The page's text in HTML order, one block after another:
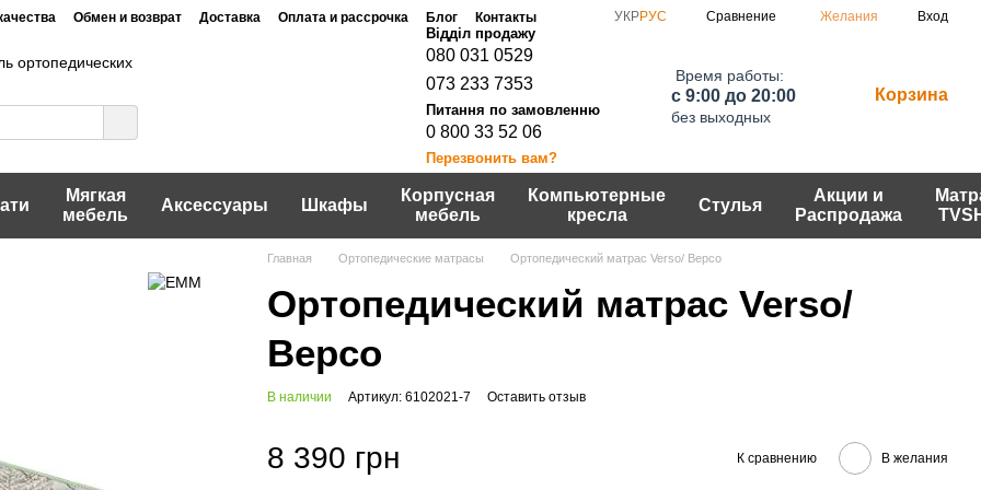
Обмен и возврат Доставка Оплата и рассрочка Блог
Контакты
Договор публичной оферты
УКРРУС Сравнение Желания Вход
ортопедических
080 031 0529
073 233 7353
0 800 33 52 06
Перезвонить вам?
Время работы:
c 9:00 до 20:00
без выходных
Корзина
Мягкая
мебель
Аксессуары Шкафы
Корпусная
мебель
Компьютерные
кресла
Стулья
Акции и
Распродажа
Главная Ортопедические матрасы Ортопедический матрас Verso/ Версо
Ортопедический матрас Verso/
Версо
В наличии Артикул: 6102021-7 Оставить отзыв
8 390 грн К сравнению В желания